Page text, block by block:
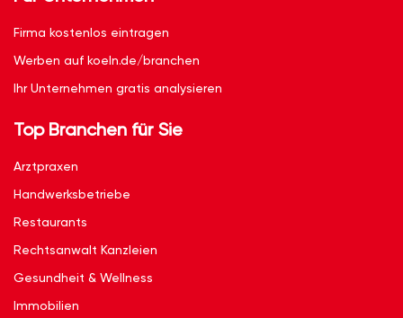
Firma kostenlos eintragen
Werben auf koeln.de/branchen
Ihr Unternehmen gratis analysieren
Top Branchen für Sie
Arztpraxen
Handwerksbetriebe
Restaurants
Rechtsanwalt Kanzleien
Gesundheit & Wellness
Immobilien